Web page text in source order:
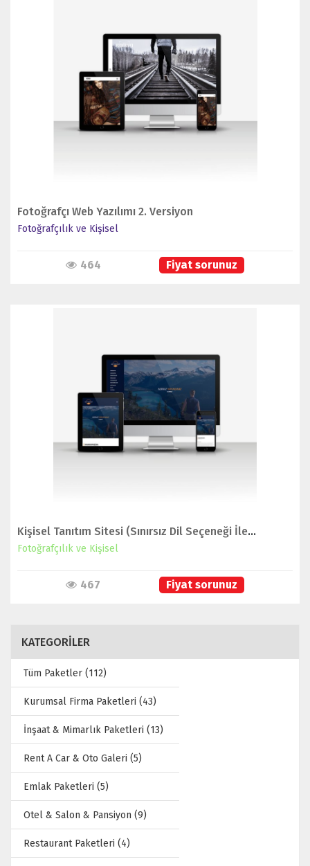
İNCELE
Fotoğrafçı Web Yazılımı 2. Versiyon
Fotoğrafçılık ve Kişisel
464 Fiyat sorunuz
İNCELE
Kişisel Tanıtım Sitesi (Sınırsız Dil Seçeneği İle Birlikte)
Fotoğrafçılık ve Kişisel
467 Fiyat sorunuz
KATEGORİLER
Tüm Paketler (112)
Kurumsal Firma Paketleri (43)
İnşaat & Mimarlık Paketleri (13)
Rent A Car & Oto Galeri (5)
Emlak Paketleri (5)
Otel & Salon & Pansiyon (9)
Restaurant Paketleri (4)